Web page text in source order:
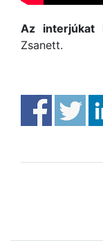
Az interjúkat
Zsanett.